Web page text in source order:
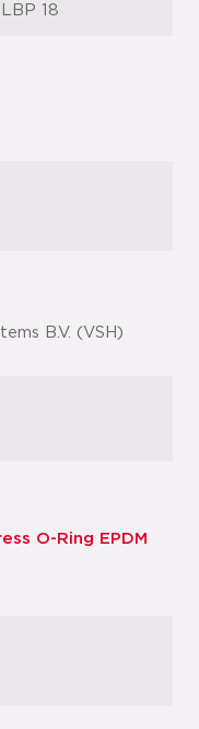
18
B.V. (VSH)
O-Ring EPDM